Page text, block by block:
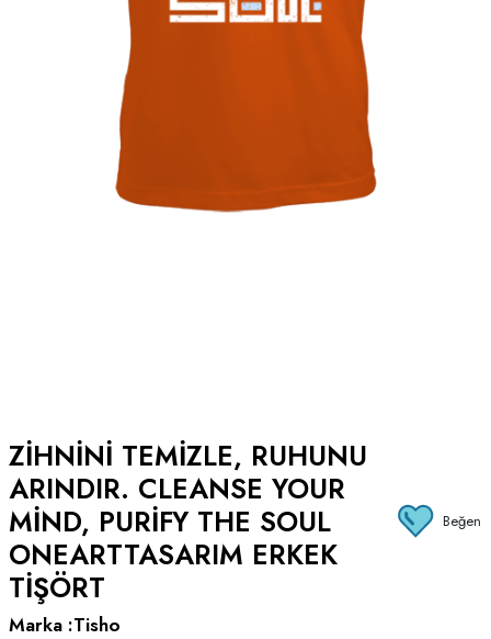
ZIHNINI TEMIZLE, RUHUNU
ARINDIR. CLEANSE YOUR
MIND, PURIFY THE SOUL
ONEARTTASARIM ERKEK
TIŞÖRT
Beğen
Marka :Tisho